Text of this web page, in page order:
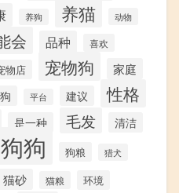
养狗 养猫 动物
会 品种 喜欢
物店 宠物狗 家庭
平台 建议 性格
是一种 毛发 清洁
狗狗 狗粮 猎犬
猫砂 猫粮 环境